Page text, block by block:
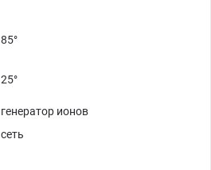
85°
25°
генератор ионов
сеть